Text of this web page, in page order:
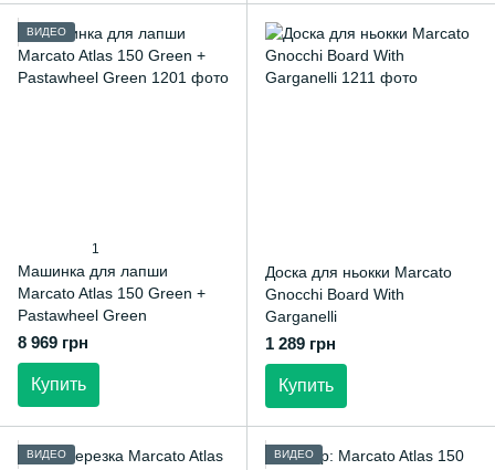
ВИДЕО
1
Машинка для лапши
Marcato Atlas 150 Green +
Pastawheel Green
8 969 грн
Купить
Доска для ньокки Marcato
Gnocchi Board With
Garganelli
1 289 грн
Купить
ВИДЕО ВИДЕО